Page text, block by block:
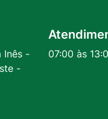
Inês -
-
07:00 às